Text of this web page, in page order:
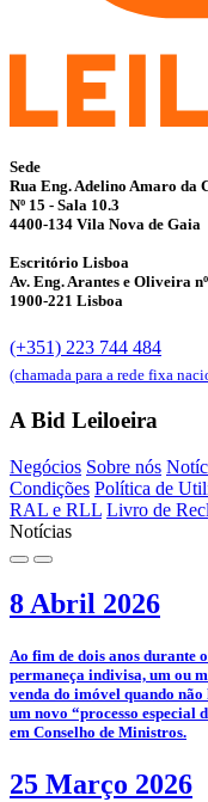
Sede
Rua Eng. Adelino Amaro da
Nº 15 - Sala 10.3
4400-134 Vila Nova de Gaia
Escritório Lisboa
Av. Eng. Arantes e Oliveira
1900-221 Lisboa
(+351) 223 744 484
(chamada para a rede fixa
A Bid Leiloeira
Negócios Sobre nós
Condições Política de
RAL e RLL Livro de
Notícias
8 Abril 2026
­Ao fim de dois anos durante
permaneça indivisa, um ou
venda do imóvel quando
um novo “processo especial
em Conselho de Ministros.
25 Março 2026